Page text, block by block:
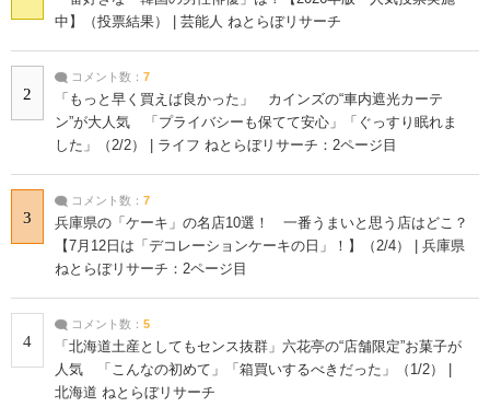
中】（投票結果） | 芸能人 ねとらぼリサーチ
2
コメント数： 7
「もっと早く買えば良かった」 カインズの“車内遮光カーテ
ン”が大人気 「プライバシーも保てて安心」「ぐっすり眠れま
した」（2/2） | ライフ ねとらぼリサーチ：2ページ目
3
コメント数： 7
兵庫県の「ケーキ」の名店10選！ 一番うまいと思う店はどこ？
【7月12日は「デコレーションケーキの日」！】（2/4） | 兵庫県
ねとらぼリサーチ：2ページ目
4
コメント数： 5
「北海道土産としてもセンス抜群」六花亭の“店舗限定”お菓子が
人気 「こんなの初めて」「箱買いするべきだった」（1/2） |
北海道 ねとらぼリサーチ